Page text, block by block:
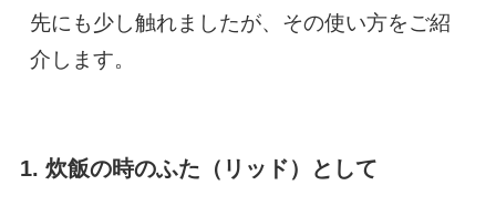
先にも少し触れましたが、その使い方をご紹
介します。
1. 炊飯の時のふた（リッド）として